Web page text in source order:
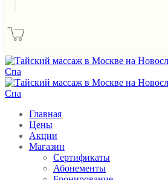
Главная
Цены
Акции
Магазин
Сертификаты
Абонементы